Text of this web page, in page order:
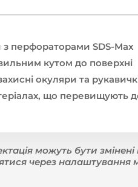
з перфораторами SDS-Max
кутом до поверхні
окуляри та
що перевищують
можуть бути
через налаштування